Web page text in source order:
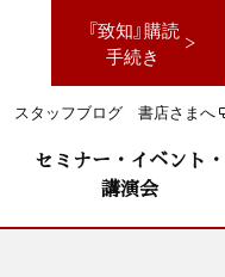
『致知』購読
手続き
スタッフブログ 書店さまへ
セミナー・イベント・
講演会